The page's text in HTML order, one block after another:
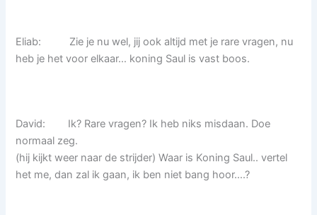
Eliab: Zie je nu wel, jij ook altijd met je rare vragen, nu
heb je het voor elkaar… koning Saul is vast boos.
David: Ik? Rare vragen? Ik heb niks misdaan. Doe
normaal zeg.
(hij kijkt weer naar de strijder) Waar is Koning Saul.. vertel
het me, dan zal ik gaan, ik ben niet bang hoor….?